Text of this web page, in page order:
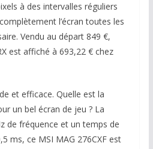
à des intervalles réguliers
l’écran toutes les
Vendu au départ 849 €,
est affiché à 693,22 € chez
et efficace. Quelle est la
un bel écran de jeu ? La
de fréquence et un temps de
ms, ce MSI MAG 276CXF est